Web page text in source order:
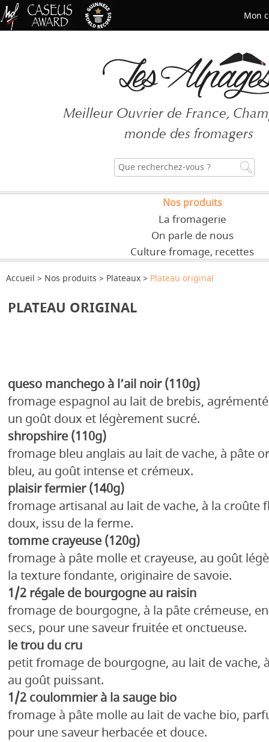
Meilleur Ouvrier de France,
monde des fromagers
Nos produits
La fromagerie
On parle de nous
Culture fromage, recettes
Accueil Nos produits Plateaux Plateau original
PLATEAU ORIGINAL
queso manchego à l’ail noir (110g)
fromage espagnol au lait de brebis,
un goût doux et légèrement sucré.
shropshire (110g)
fromage bleu anglais au lait de vache, à pâte
bleu, au goût intense et crémeux.
plaisir fermier (140g)
fromage artisanal au lait de vache, à la croûte
doux, issu de la ferme.
tomme crayeuse (120g)
fromage à pâte molle et crayeuse, au goût
la texture fondante, originaire de savoie.
1/2 régale de bourgogne au raisin
fromage de bourgogne, à la pâte crémeuse,
secs, pour une saveur fruitée et onctueuse.
le trou du cru
petit fromage de bourgogne, au lait de vache,
au goût puissant.
1/2 coulommier à la sauge bio
fromage à pâte molle au lait de vache bio,
pour une saveur herbacée et douce.
Mon
Mot de passe oublié ?
CRÉER UN